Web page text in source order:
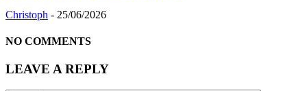
Christoph - 25/06/2026
NO COMMENTS
LEAVE A REPLY